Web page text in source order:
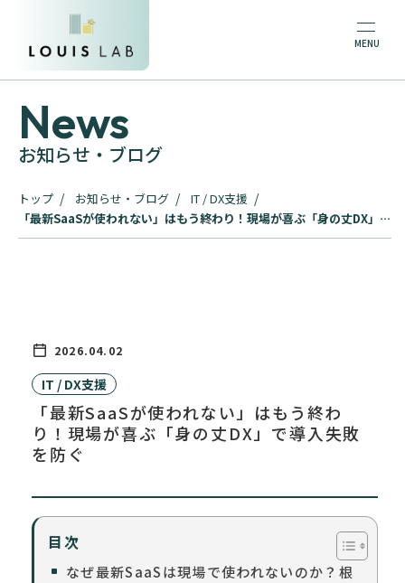
News
お知らせ・ブログ
トップ お知らせ・ブログ
IT / DX支援
「最新SaaSが使われない」はもう終わり！現場が喜ぶ「身の丈DX」で
導入失敗を防ぐ
2026.04.02
IT / DX支援
「最新SaaSが使われない」はもう終わ
り！現場が喜ぶ「身の丈DX」で導入失敗
を防ぐ
目次
なぜ最新SaaSは現場で使われないのか？根